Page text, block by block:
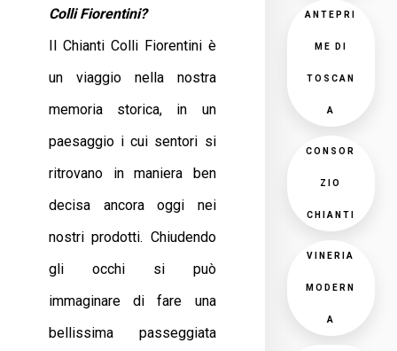
Colli Fiorentini?
Il Chianti Colli Fiorentini è
un viaggio nella nostra
memoria storica, in un
paesaggio i cui sentori si
ritrovano in maniera ben
decisa ancora oggi nei
nostri prodotti. Chiudendo
gli occhi si può
immaginare di fare una
bellissima passeggiata
ANTEPRI
ME DI
TOSCAN
A
CONSOR
ZIO
CHIANTI
VINERIA
MODERN
A